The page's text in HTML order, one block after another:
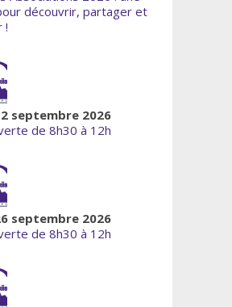
découvrir, partager et
!
septembre 2026
de 8h30 à 12h
septembre 2026
de 8h30 à 12h